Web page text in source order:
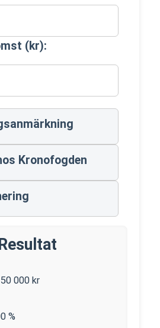
(kr):
Kronofogden
000 kr
%